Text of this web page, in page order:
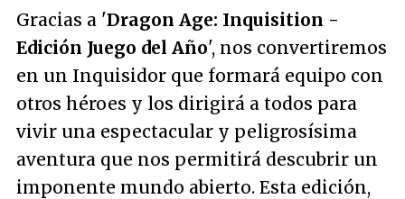
Gracias a 'Dragon Age: Inquisition -
Edición Juego del Año', nos convertiremos
en un Inquisidor que formará equipo con
otros héroes y los dirigirá a todos para
vivir una espectacular y peligrosísima
aventura que nos permitirá descubrir un
imponente mundo abierto. Esta edición,